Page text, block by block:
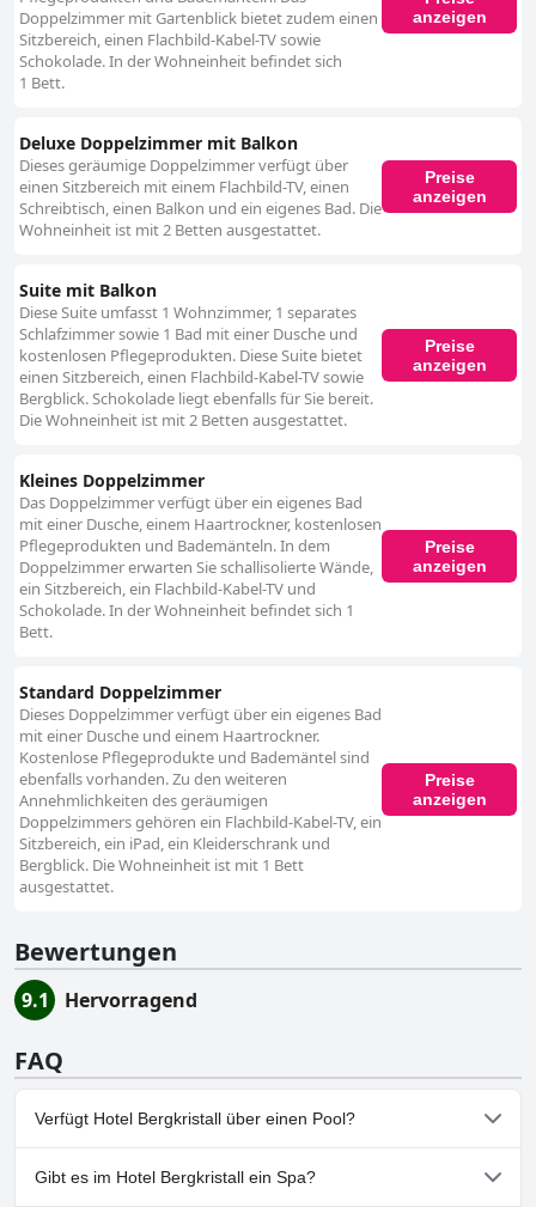
Doppelzimmer mit Gartenblick bietet zudem einen
Sitzbereich, einen Flachbild-Kabel-TV sowie
Schokolade. In der Wohneinheit befindet sich
1 Bett.
anzeigen
Deluxe Doppelzimmer mit Balkon
Dieses geräumige Doppelzimmer verfügt über
einen Sitzbereich mit einem Flachbild-TV, einen
Schreibtisch, einen Balkon und ein eigenes Bad. Die
Wohneinheit ist mit 2 Betten ausgestattet.
Preise
anzeigen
Suite mit Balkon
Diese Suite umfasst 1 Wohnzimmer, 1 separates
Schlafzimmer sowie 1 Bad mit einer Dusche und
kostenlosen Pflegeprodukten. Diese Suite bietet
einen Sitzbereich, einen Flachbild-Kabel-TV sowie
Bergblick. Schokolade liegt ebenfalls für Sie bereit.
Die Wohneinheit ist mit 2 Betten ausgestattet.
Preise
anzeigen
Kleines Doppelzimmer
Das Doppelzimmer verfügt über ein eigenes Bad
mit einer Dusche, einem Haartrockner, kostenlosen
Pflegeprodukten und Bademänteln. In dem
Doppelzimmer erwarten Sie schallisolierte Wände,
ein Sitzbereich, ein Flachbild-Kabel-TV und
Schokolade. In der Wohneinheit befindet sich 1
Bett.
Preise
anzeigen
Standard Doppelzimmer
Dieses Doppelzimmer verfügt über ein eigenes Bad
mit einer Dusche und einem Haartrockner.
Kostenlose Pflegeprodukte und Bademäntel sind
ebenfalls vorhanden. Zu den weiteren
Annehmlichkeiten des geräumigen
Doppelzimmers gehören ein Flachbild-Kabel-TV, ein
Sitzbereich, ein iPad, ein Kleiderschrank und
Bergblick. Die Wohneinheit ist mit 1 Bett
ausgestattet.
Preise
anzeigen
Bewertungen
9.1 Hervorragend
FAQ
Verfügt Hotel Bergkristall über einen Pool?
Ja, Hotel Bergkristall hat Pools, die zu einer oder mehreren der
folgenden Kategorien gehören: Hallenbad, Außenpool.
Gibt es im Hotel Bergkristall ein Spa?